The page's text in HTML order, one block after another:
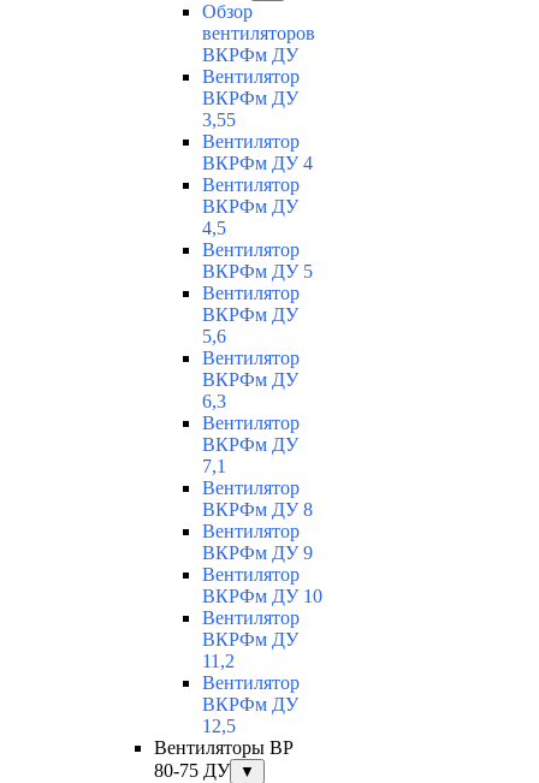
Обзор
вентиляторов
ВКРФм ДУ
Вентилятор
ВКРФм ДУ
3,55
Вентилятор
ВКРФм ДУ 4
Вентилятор
ВКРФм ДУ
4,5
Вентилятор
ВКРФм ДУ 5
Вентилятор
ВКРФм ДУ
5,6
Вентилятор
ВКРФм ДУ
6,3
Вентилятор
ВКРФм ДУ
7,1
Вентилятор
ВКРФм ДУ 8
Вентилятор
ВКРФм ДУ 9
Вентилятор
ВКРФм ДУ 10
Вентилятор
ВКРФм ДУ
11,2
Вентилятор
ВКРФм ДУ
12,5
Вентиляторы ВР
80-75 ДУ
▼